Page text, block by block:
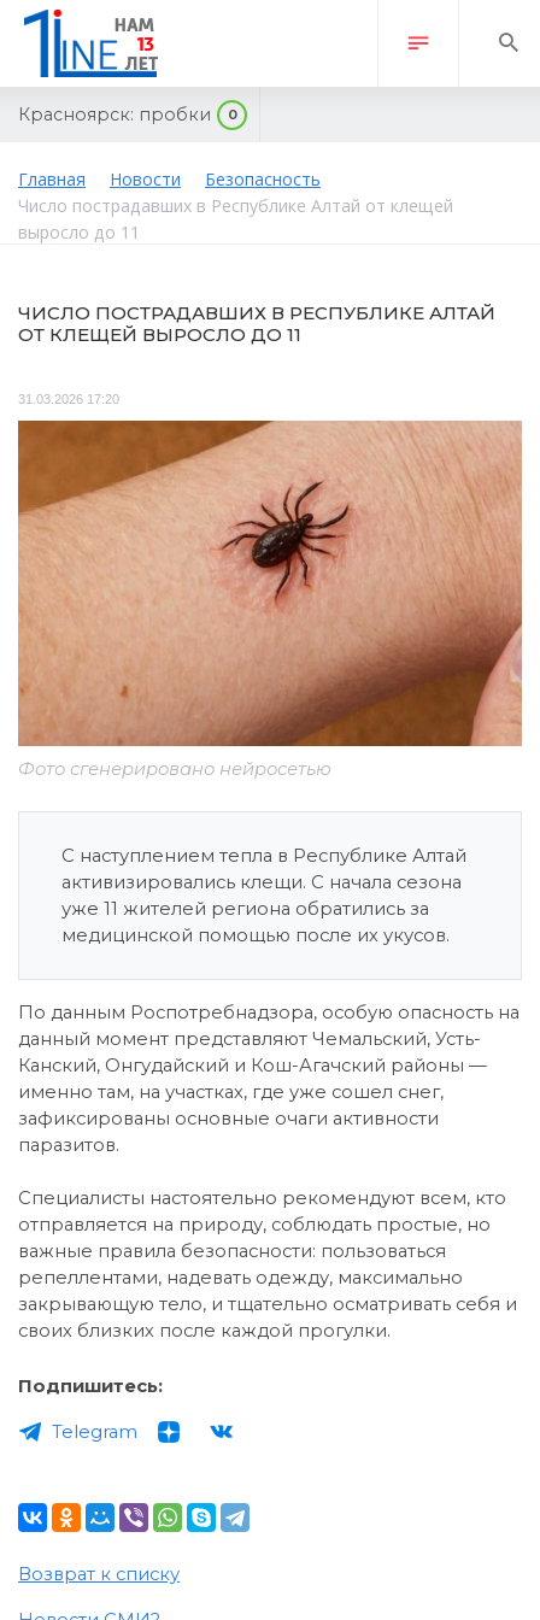
Красноярск: пробки 0
Главная Новости
Безопасность
Число пострадавших в Республике Алтай от клещей
выросло до 11
ЧИСЛО ПОСТРАДАВШИХ В РЕСПУБЛИКЕ АЛТАЙ
ОТ КЛЕЩЕЙ ВЫРОСЛО ДО 11
31.03.2026 17:20
Фото сгенерировано нейросетью
С наступлением тепла в Республике Алтай
активизировались клещи. С начала сезона
уже 11 жителей региона обратились за
медицинской помощью после их укусов.
По данным Роспотребнадзора, особую опасность на
данный момент представляют Чемальский, Усть-
Канский, Онгудайский и Кош-Агачский районы —
именно там, на участках, где уже сошел снег,
зафиксированы основные очаги активности
паразитов.
Специалисты настоятельно рекомендуют всем, кто
отправляется на природу, соблюдать простые, но
важные правила безопасности: пользоваться
репеллентами, надевать одежду, максимально
закрывающую тело, и тщательно осматривать себя и
своих близких после каждой прогулки.
Подпишитесь:
Telegram
Возврат к списку